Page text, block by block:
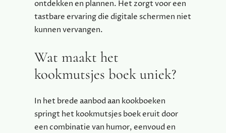
ontdekken en plannen. Het zorgt voor een
tastbare ervaring die digitale schermen niet
kunnen vervangen.
Wat maakt het
kookmutsjes boek uniek?
In het brede aanbod aan kookboeken
springt het kookmutsjes boek eruit door
een combinatie van humor, eenvoud en